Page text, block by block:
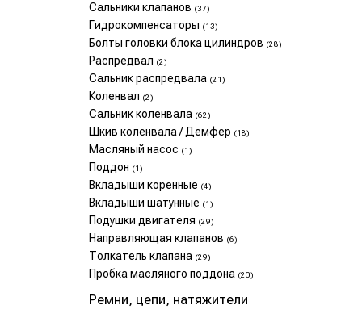
Сальники клапанов (37)
Гидрокомпенсаторы (13)
Болты головки блока цилиндров (28)
Распредвал (2)
Сальник распредвала (21)
Коленвал (2)
Сальник коленвала (62)
Шкив коленвала / Демфер (18)
Масляный насос (1)
Поддон (1)
Вкладыши коренные (4)
Вкладыши шатунные (1)
Подушки двигателя (29)
Направляющая клапанов (6)
Толкатель клапана (29)
Пробка масляного поддона (20)
Ремни, цепи, натяжители